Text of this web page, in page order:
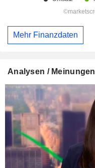
Mehr Finanzdaten
Analysen / Meinungen